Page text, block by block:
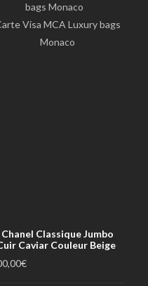
Visa MCA Luxury bags
Monaco
Chanel Classique Jumbo
Caviar Couleur Beige
€